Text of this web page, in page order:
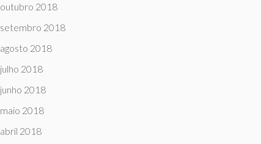
outubro 2018
setembro 2018
agosto 2018
julho 2018
junho 2018
maio 2018
abril 2018